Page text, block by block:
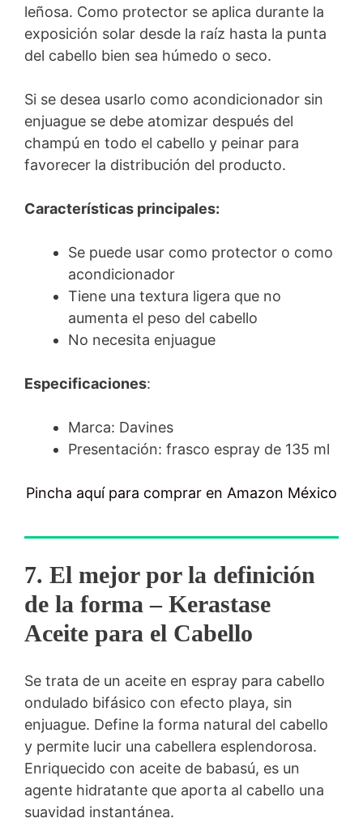
leñosa. Como protector se aplica durante la
exposición solar desde la raíz hasta la punta
del cabello bien sea húmedo o seco.
Si se desea usarlo como acondicionador sin
enjuague se debe atomizar después del
champú en todo el cabello y peinar para
favorecer la distribución del producto.
Características principales:
Se puede usar como protector o como
acondicionador
Tiene una textura ligera que no
aumenta el peso del cabello
No necesita enjuague
Especificaciones:
Marca: Davines
Presentación: frasco espray de 135 ml
Pincha aquí para comprar en Amazon México
7. El mejor por la definición
de la forma– Kerastase
Aceite para el Cabello
Se trata de un aceite en espray para cabello
ondulado bifásico con efecto playa, sin
enjuague. Define la forma natural del cabello
y permite lucir una cabellera esplendorosa.
Enriquecido con aceite de babasú, es un
agente hidratante que aporta al cabello una
suavidad instantánea.